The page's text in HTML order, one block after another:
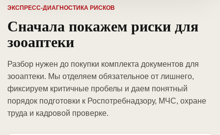
ЭКСПРЕСС-ДИАГНОСТИКА РИСКОВ
Сначала покажем риски для
зооаптеки
Разбор нужен до покупки комплекта документов для
зооаптеки. Мы отделяем обязательное от лишнего,
фиксируем критичные пробелы и даем понятный
порядок подготовки к Роспотребнадзору, МЧС, охране
труда и кадровой проверке.